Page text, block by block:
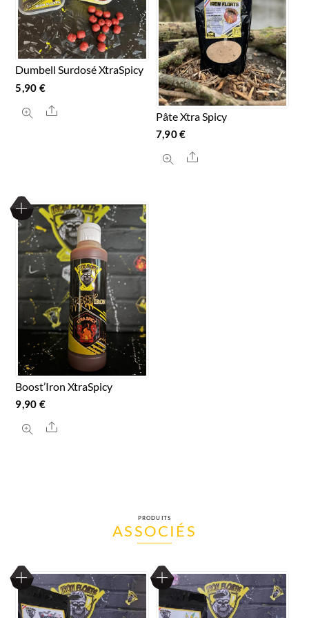
Dumbell Surdosé XtraSpicy
5,90 €
Share Pâte Xtra Spicy
7,90€
Share
Boost’Iron XtraSpicy
9,90 €
Share
PRODUITS
ASSOCIÉS